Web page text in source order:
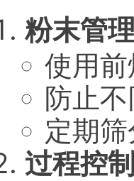
粉末管理
使用
防止
定期
过程控制